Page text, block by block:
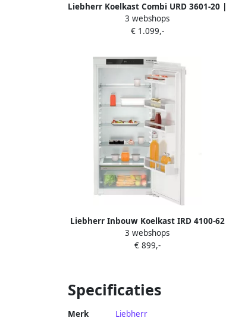
Liebherr Koelkast Combi URD 3601-20 |
Koelkasten met ecocheques |
9005382259559
3 webshops
€ 1.099,-
Liebherr Inbouw Koelkast IRD 4100-62
| Koelkasten met ecocheques |
4016803114673
3 webshops
€ 899,-
Specificaties
Merk Liebherr